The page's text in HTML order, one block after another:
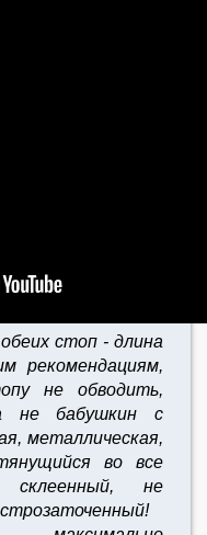
стоп - длина
рекомендациям,
не обводить,
не бабушкин с
металлическая,
во все
не